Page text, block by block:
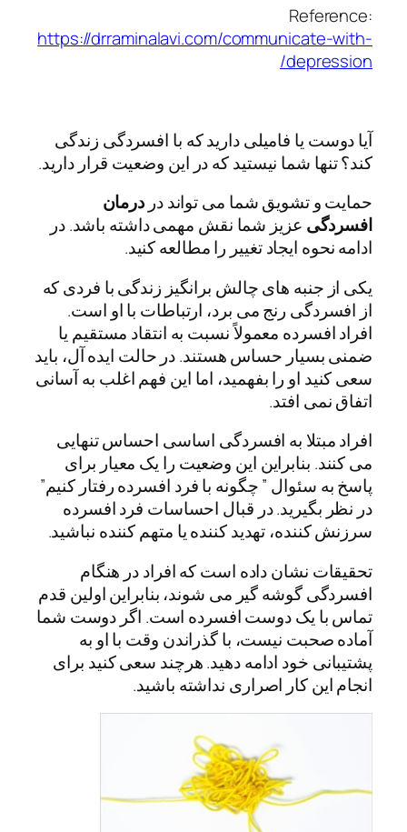
Reference:
https://drraminalavi.com/communicate-with-
depression/
آیا دوست یا فامیلی دارید که با افسردگی زندگی
کند؟ تنها شما نیستید که در این وضعیت قرار دارید.
حمایت و تشویق شما می تواند در درمان
افسردگی عزیز شما نقش مهمی داشته باشد. در
ادامه نحوه ایجاد تغییر را مطالعه کنید.
یکی از جنبه های چالش برانگیز زندگی با فردی که
از افسردگی رنج می برد، ارتباطات با او است.
افراد افسرده معمولاً نسبت به انتقاد مستقیم یا
ضمنی بسیار حساس هستند. در حالت ایده آل، باید
سعی کنید او را بفهمید، اما این فهم اغلب به آسانی
اتفاق نمی افتد.
افراد مبتلا به افسردگی اساسی احساس تنهایی
می کنند. بنابراین این وضعیت را یک معیار برای
پاسخ به سئوال ” چگونه با فرد افسرده رفتار کنیم”
در نظر بگیرید. در قبال احساسات فرد افسرده
سرزنش کننده، تهدید کننده یا متهم کننده نباشید.
تحقیقات نشان داده است که افراد در هنگام
افسردگی گوشه گیر می شوند، بنابراین اولین قدم
تماس با یک دوست افسرده است. اگر دوست شما
آماده صحبت نیست، با گذراندن وقت با او به
پشتیبانی خود ادامه دهید. هرچند سعی کنید برای
انجام این کار اصراری نداشته باشید.